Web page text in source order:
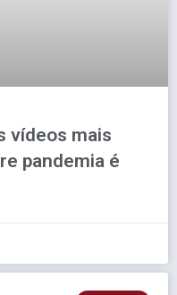
vídeos mais
pandemia é